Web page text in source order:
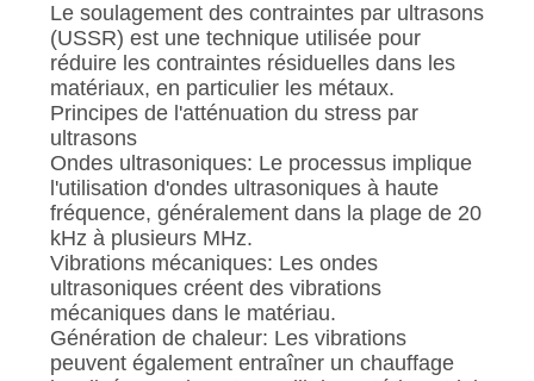
CAS
PLAN
SITE
POLITIQUE
CONFIDENTIALITÉ
Le soulagement des contraintes par ultrasons
(USSR) est une technique utilisée pour
réduire les contraintes résiduelles dans les
matériaux, en particulier les métaux.
Principes de l'atténuation du stress par
ultrasons
Ondes ultrasoniques: Le processus implique
l'utilisation d'ondes ultrasoniques à haute
fréquence, généralement dans la plage de 20
kHz à plusieurs MHz.
Vibrations mécaniques: Les ondes
ultrasoniques créent des vibrations
mécaniques dans le matériau.
Génération de chaleur: Les vibrations
peuvent également entraîner un chauffage